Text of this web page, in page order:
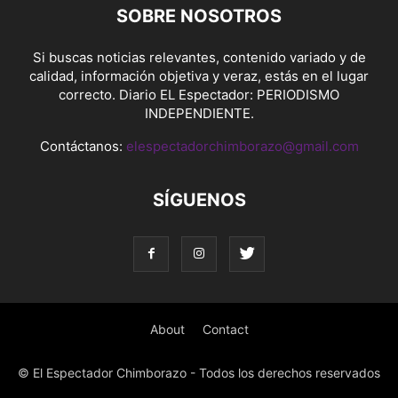
SOBRE NOSOTROS
Si buscas noticias relevantes, contenido variado y de
calidad, información objetiva y veraz, estás en el lugar
correcto. Diario EL Espectador: PERIODISMO
INDEPENDIENTE.
Contáctanos: elespectadorchimborazo@gmail.com
SÍGUENOS
About Contact
© El Espectador Chimborazo - Todos los derechos reservados